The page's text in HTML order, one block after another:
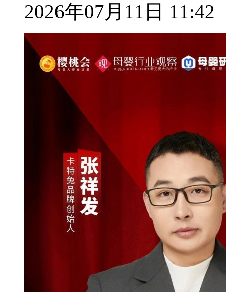
2026年07月11日 11:42